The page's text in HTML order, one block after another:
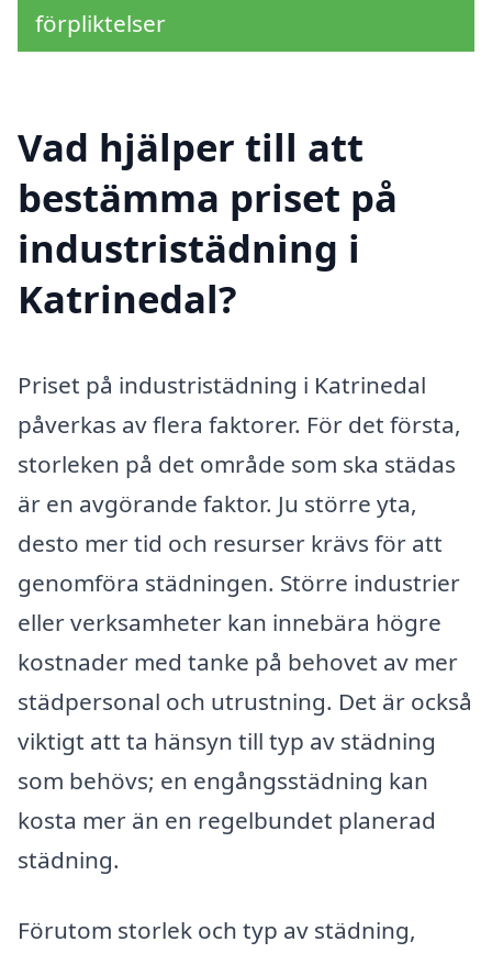
förpliktelser
Vad hjälper till att
bestämma priset på
industristädning i
Katrinedal?
Priset på industristädning i Katrinedal
påverkas av flera faktorer. För det första,
storleken på det område som ska städas
är en avgörande faktor. Ju större yta,
desto mer tid och resurser krävs för att
genomföra städningen. Större industrier
eller verksamheter kan innebära högre
kostnader med tanke på behovet av mer
städpersonal och utrustning. Det är också
viktigt att ta hänsyn till typ av städning
som behövs; en engångsstädning kan
kosta mer än en regelbundet planerad
städning.
Förutom storlek och typ av städning,